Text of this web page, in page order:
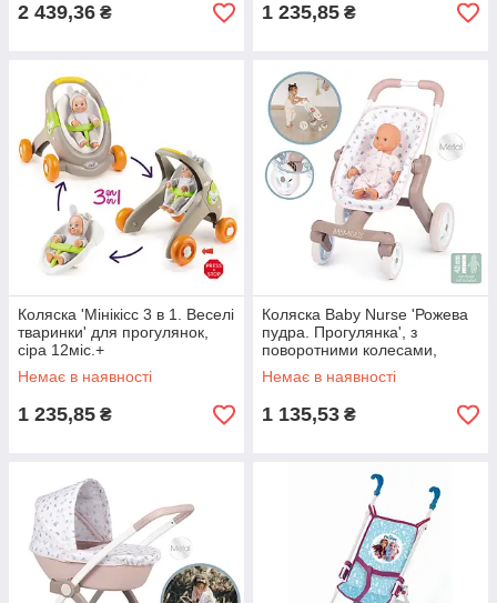
2 439,36 ₴ 1 235,85 ₴
Коляска 'Мінікісс 3 в 1. Веселі
тваринки' для прогулянок,
сіра 12міс.+
Немає в наявності
1 235,85 ₴
Коляска Baby Nurse 'Рожева
пудра. Прогулянка', з
поворотними колесами,
18міс.+
Немає в наявності
1 135,53 ₴